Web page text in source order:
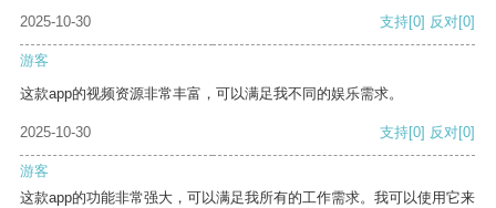
2025-10-30
支持[0] 反对[0]
游客
这款app的视频资源非常丰富，可以满足我不同的娱乐需求。
2025-10-30 支持[0] 反对[0]
游客
这款app的功能非常强大，可以满足我所有的工作需求。我可以使用它来